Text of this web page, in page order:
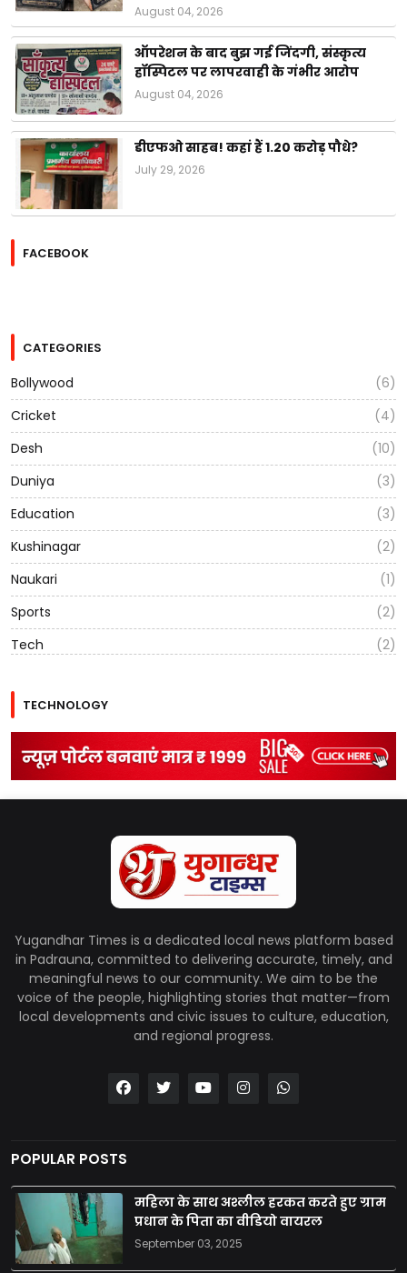
August 04, 2026
ऑपरेशन के बाद बुझ गई जिंदगी, संस्कृत्य
हॉस्पिटल पर लापरवाही के गंभीर आरोप
August 04, 2026
डीएफओ साहब! कहां हैं 1.20 करोड़ पौधे?
July 29, 2026
FACEBOOK
CATEGORIES
Bollywood
(6)
Cricket
(4)
Desh
(10)
Duniya
(3)
Education
(3)
Kushinagar
(2)
Naukari
(1)
Sports
(2)
Tech
(2)
TECHNOLOGY
Yugandhar Times is a dedicated local news platform based
in Padrauna, committed to delivering accurate, timely, and
meaningful news to our community. We aim to be the
voice of the people, highlighting stories that matter—from
local developments and civic issues to culture, education,
and regional progress.
POPULAR POSTS
महिला के साथ अश्लील हरकत करते हुए ग्राम
प्रधान के पिता का वीडियो वायरल
September 03, 2025